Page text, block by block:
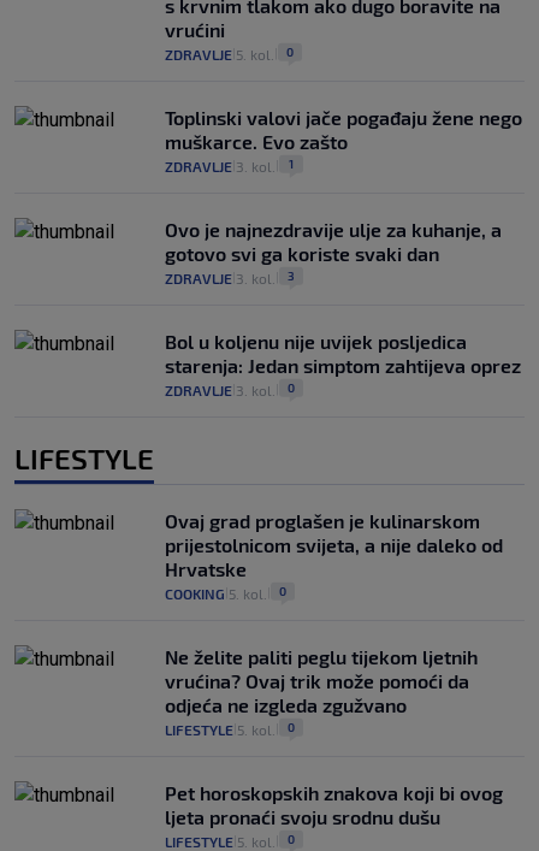
s krvnim tlakom ako dugo boravite na
vrućini
ZDRAVLJE 5. kol. 0
Toplinski valovi jače pogađaju žene nego
muškarce. Evo zašto
ZDRAVLJE 3. kol. 1
Ovo je najnezdravije ulje za kuhanje, a
gotovo svi ga koriste svaki dan
ZDRAVLJE 3. kol. 3
Bol u koljenu nije uvijek posljedica
starenja: Jedan simptom zahtijeva oprez
ZDRAVLJE 3. kol. 0
LIFESTYLE
Ovaj grad proglašen je kulinarskom
prijestolnicom svijeta, a nije daleko od
Hrvatske
COOKING 5. kol. 0
Ne želite paliti peglu tijekom ljetnih
vrućina? Ovaj trik može pomoći da
odjeća ne izgleda zgužvano
LIFESTYLE 5. kol. 0
Pet horoskopskih znakova koji bi ovog
ljeta pronaći svoju srodnu dušu
LIFESTYLE 5. kol. 0